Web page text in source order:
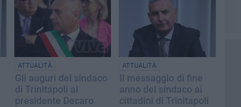
presente e i reati in calo ne
sono la dimostrazione»
ATTUALITÀ
Gli auguri del sindaco
di Trinitapoli al
presidente Decaro
ATTUALITÀ
Il messaggio di fine
anno del sindaco ai
cittadini di Trinitapoli